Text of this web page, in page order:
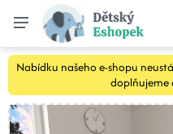
Nabídku našeho e-shopu
doplňujeme